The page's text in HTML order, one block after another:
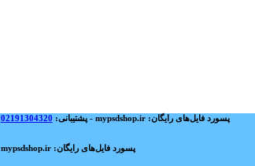
پسورد فایل‌های رایگان: mypsdshop.ir - پشتیبانی: arshiya_ag@yahoo.com 02191304320
پسورد فایل‌های رایگان: mypsdshop.ir